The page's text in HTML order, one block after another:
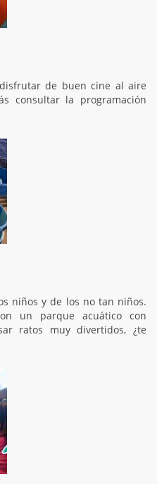
de buen cine al aire
consultar la programación
niños y de los no tan niños.
un parque acuático con
ratos muy divertidos, ¿te